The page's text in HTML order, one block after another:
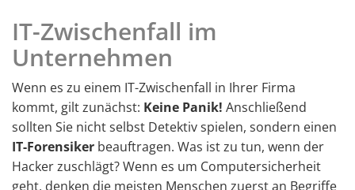
IT-Zwischenfall im
Unternehmen
Wenn es zu einem IT-Zwischenfall in Ihrer Firma
kommt, gilt zunächst: Keine Panik! Anschließend
sollten Sie nicht selbst Detektiv spielen, sondern einen
IT-Forensiker beauftragen. Was ist zu tun, wenn der
Hacker zuschlägt? Wenn es um Computersicherheit
geht, denken die meisten Menschen zuerst an Begriffe